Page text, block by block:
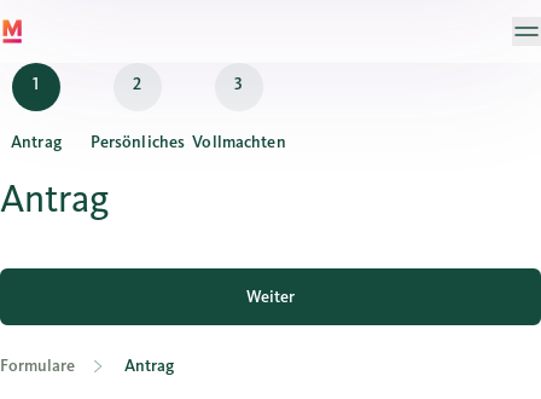
Antrag Persönliches Vollmachten
Antrag
Weiter
Formulare Antrag